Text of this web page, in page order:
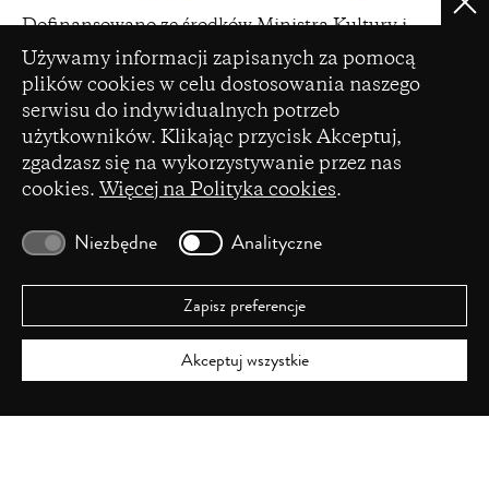
Ustawienia plików cookie
Używamy informacji zapisanych za pomocą
plików cookies w celu dostosowania naszego
serwisu do indywidualnych potrzeb
użytkowników. Klikając przycisk Akceptuj,
zgadzasz się na wykorzystywanie przez nas
cookies. Więcej na Polityka cookies.
Niezbędne Analityczne
Zapisz preferencje
Akceptuj wszystkie
a
new
window)
Dofinansowano ze środków Ministra Kultury i
Dziedzictwa Narodowego pochodzących z Funduszu
Promocji Kultury – państwowego funduszu celowego
(opens
a
Ministerstwa Nauki i Szkolnictwa Wyższego na
podstawie umowy Nr 86/WCN/2019/1 z dnia 19
lipca 2019 r. z pomocy przyznanej w ramach
programu „Wsparcie dla czasopism naukowych”.